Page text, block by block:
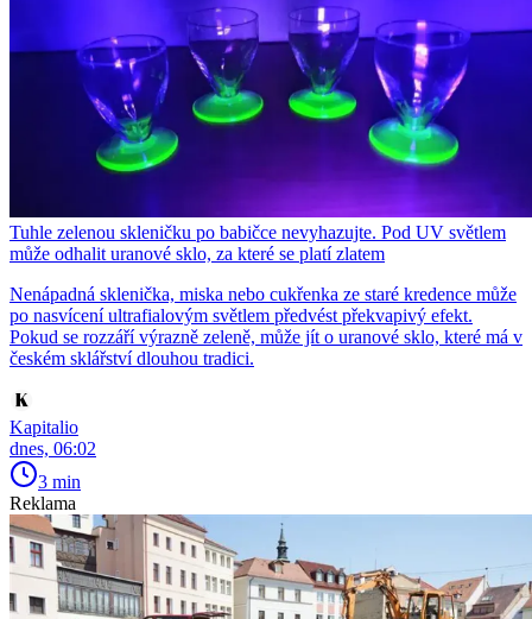
Tuhle zelenou skleničku po babičce nevyhazujte. Pod UV světlem
může odhalit uranové sklo, za které se platí zlatem
Nenápadná sklenička, miska nebo cukřenka ze staré kredence může
po nasvícení ultrafialovým světlem předvést překvapivý efekt.
Pokud se rozzáří výrazně zeleně, může jít o uranové sklo, které má v
českém sklářství dlouhou tradici.
Kapitalio
dnes, 06:02
3 min
Reklama